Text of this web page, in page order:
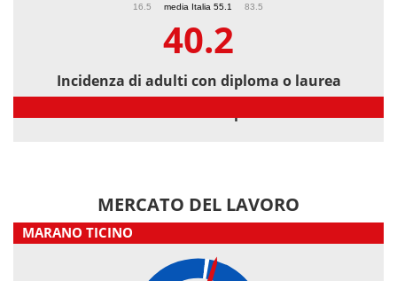
media Italia 55.1
16.5 83.5
40.2
Incidenza di adulti con diploma o laurea
MERCATO DEL LAVORO
MARANO TICINO